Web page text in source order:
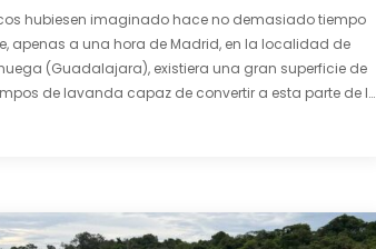
hubiesen imaginado hace no demasiado tiempo
apenas a una hora de Madrid, en la localidad de
(Guadalajara), existiera una gran superficie de
de lavanda capaz de convertir a esta parte de la